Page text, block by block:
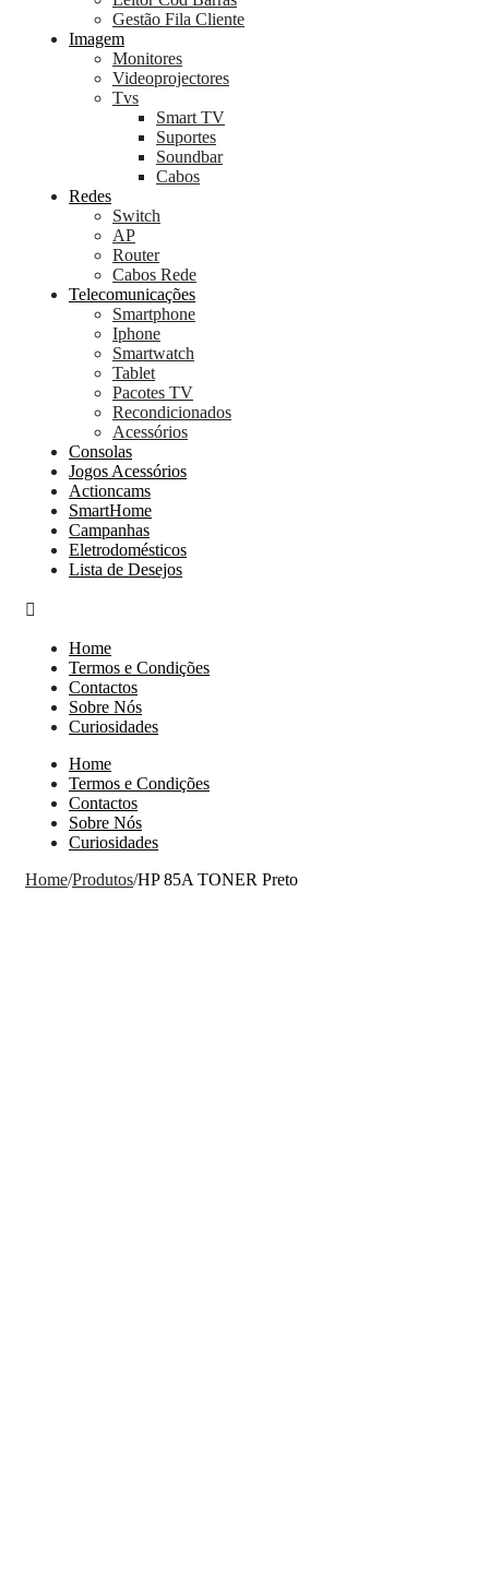
Gestão Fila Cliente
Imagem
Monitores
Videoprojectores
Tvs
Smart TV
Suportes
Soundbar
Cabos
Redes
Switch
AP
Router
Cabos Rede
Telecomunicações
Smartphone
Iphone
Smartwatch
Tablet
Pacotes TV
Recondicionados
Acessórios
Consolas
Jogos Acessórios
Actioncams
SmartHome
Campanhas
Eletrodomésticos
Lista de Desejos
Home
Termos e Condições
Contactos
Sobre Nós
Curiosidades
Home
Termos e Condições
Contactos
Sobre Nós
Curiosidades
Home/Produtos/HP 85A TONER Preto